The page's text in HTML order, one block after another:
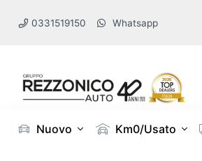
0331519150 Whatsapp
Nuovo Km0/Usato